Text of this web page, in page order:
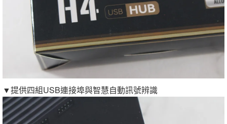
▼提供四組USB連接埠與智慧自動訊號辨識